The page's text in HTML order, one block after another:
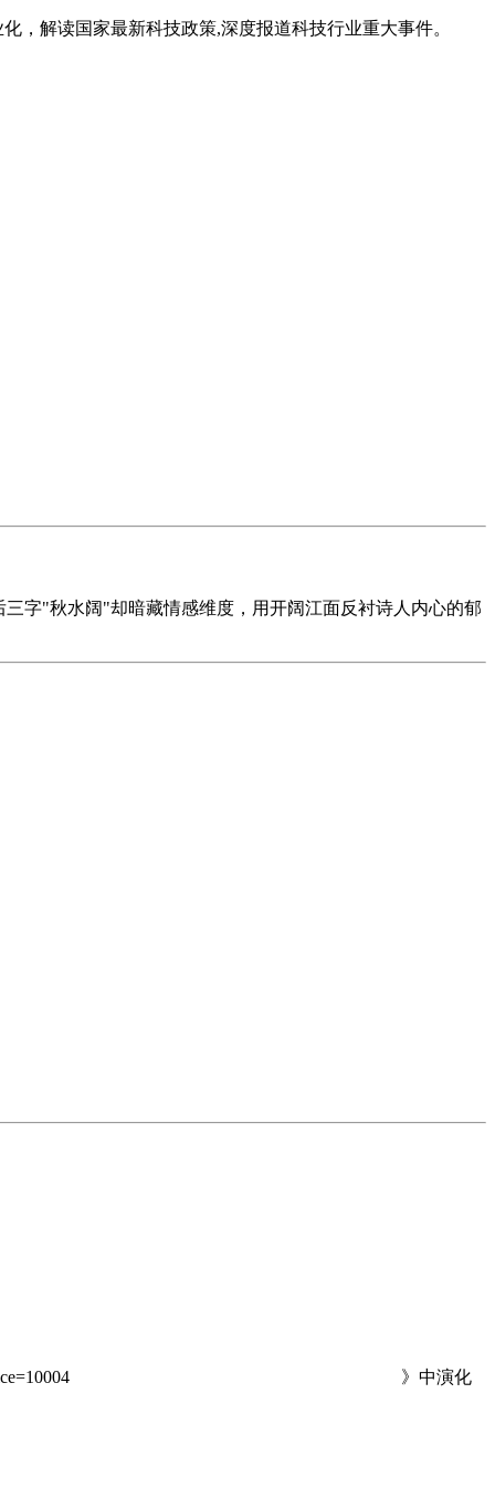
，解读国家最新科技政策,深度报道科技行业重大事件。
字"秋水阔"却暗藏情感维度，用开阔江面反衬诗人内心的郁
》中演化